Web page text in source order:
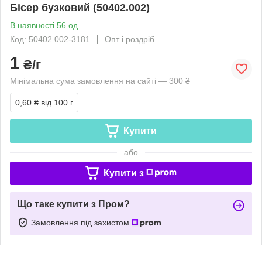
Бісер бузковий (50402.002)
В наявності 56 од.
Код: 50402.002-3181
Опт і роздріб
1 ₴/г
Мінімальна сума замовлення на сайті — 300 ₴
0,60 ₴ від 100 г
Купити
або
Купити з
Що таке купити з Пром?
Замовлення під захистом